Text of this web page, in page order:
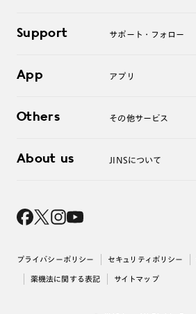
アクセサリー
ログアウト
Support サポート・フォロー
よくあるご質問
お問い合わせ
App アプリ
Others その他サービス
レンズ交換
About us JINSについて
採用情報
出店について
プライバシーポリシー セキュリティポリシー
薬機法に関する表記 サイトマップ